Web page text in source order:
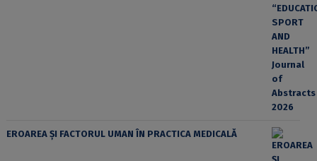
EROAREA ȘI FACTORUL UMAN ÎN PRACTICA MEDICALĂ